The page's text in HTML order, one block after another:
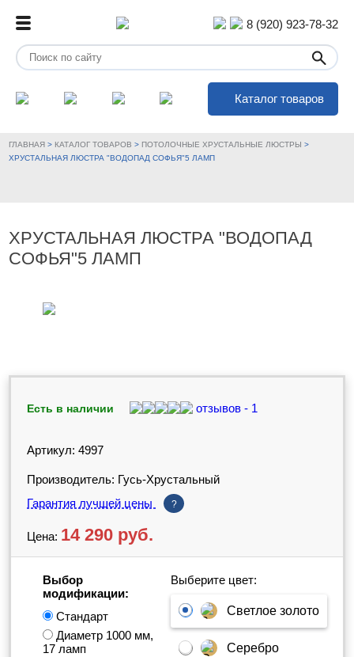
8 (920) 923-78-32
Каталог товаров
ГЛАВНАЯ > КАТАЛОГ ТОВАРОВ > ПОТОЛОЧНЫЕ ХРУСТАЛЬНЫЕ ЛЮСТРЫ >
ХРУСТАЛЬНАЯ ЛЮСТРА "ВОДОПАД СОФЬЯ"5 ЛАМП
ХРУСТАЛЬНАЯ ЛЮСТРА "ВОДОПАД
СОФЬЯ"5 ЛАМП
Есть в наличии отзывов - 1
Артикул: 4997
Производитель: Гусь-Хрустальный
Гарантия лучшей цены
?
Цена: 14 290 руб.
Выберите цвет:
Светлое золото
Серебро
Выбор
модификации:
Стандарт
Диаметр 1000 мм,
17 ламп